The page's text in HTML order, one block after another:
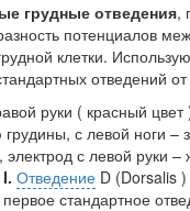
грудные отведения,
потенциалов
клетки.
отведений
руки ( красный
с левой ноги –
электрод с левой руки
I. Отведение D (Dorsalis
стандартное